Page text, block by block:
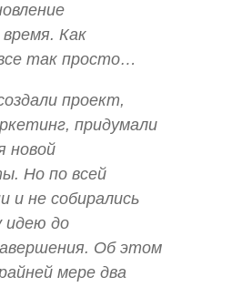
Как
так просто…
проект,
придумали
новой
Но по всей
и не собирались
идею до
Об этом
мере два